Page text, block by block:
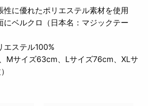
性に優れたポリエステル素材を使用
にベルクロ（日本名：マジックテー
エステル100%
Mサイズ63cm、Lサイズ76cm、XLサ